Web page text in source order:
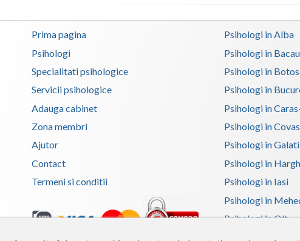
Prima pagina
Psihologi
Specialitati psihologice
Servicii psihologice
Adauga cabinet
Zona membri
Ajutor
Contact
Termeni si conditii
Psihologi in Alba
Psihologi in Bacau
Psihologi in
Psihologi in
Psihologi in
Psihologi in
Psihologi in Galati
Psihologi in
Psihologi in Iasi
Psihologi in
Psihologi in Olt